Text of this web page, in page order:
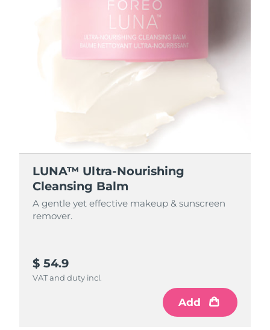
LUNA™ Ultra-Nourishing
Cleansing Balm
A gentle yet effective makeup & sunscreen
remover.
$ 54.9
VAT and duty incl.
Add